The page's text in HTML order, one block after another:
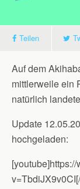
Teilen
Auf dem
mittlerweile ein
natürlich
Update
hochgeladen: